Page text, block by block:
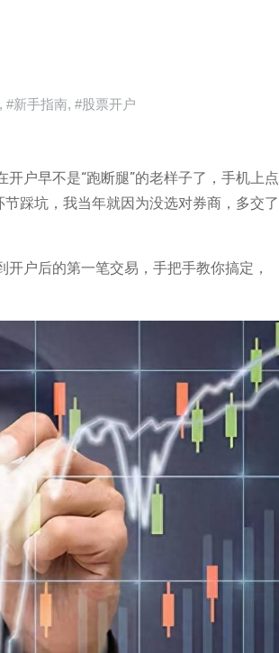
, #新手指南, #股票开户
户早不是“跑断腿”的老样子了，手机上点
踩坑，我当年就因为没选对券商，多交了
户后的第一笔交易，手把手教你搞定，